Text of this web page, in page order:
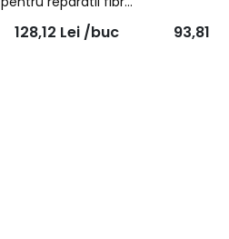
de sticla, 600g |
128,12 Lei /buc 93,81